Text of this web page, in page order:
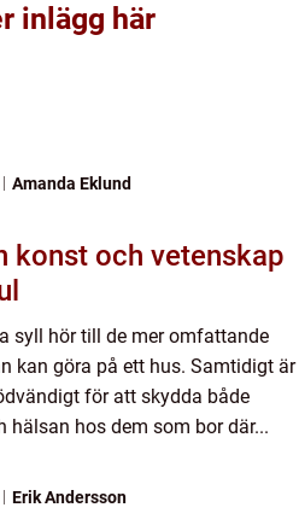
inlägg här
Amanda Eklund
konst och vetenskap
syll hör till de mer omfattande
kan göra på ett hus. Samtidigt är
för att skydda både
hälsan hos dem som bor där...
Erik Andersson